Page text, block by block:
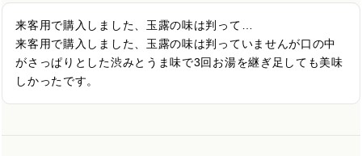
来客用で購入しました、玉露の味は判って…
来客用で購入しました、玉露の味は判っていませんが口の中
がさっぱりとした渋みとうま味で3回お湯を継ぎ足しても美味
しかったです。